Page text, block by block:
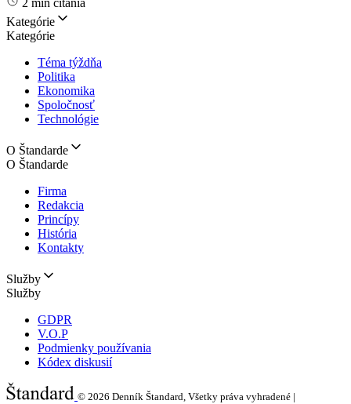
2 min čítania
Kategórie
Kategórie
Téma týždňa
Politika
Ekonomika
Spoločnosť
Technológie
O Štandarde
O Štandarde
Firma
Redakcia
Princípy
História
Kontakty
Služby
Služby
GDPR
V.O.P
Podmienky používania
Kódex diskusií
© 2026 Denník Štandard, Všetky práva vyhradené |